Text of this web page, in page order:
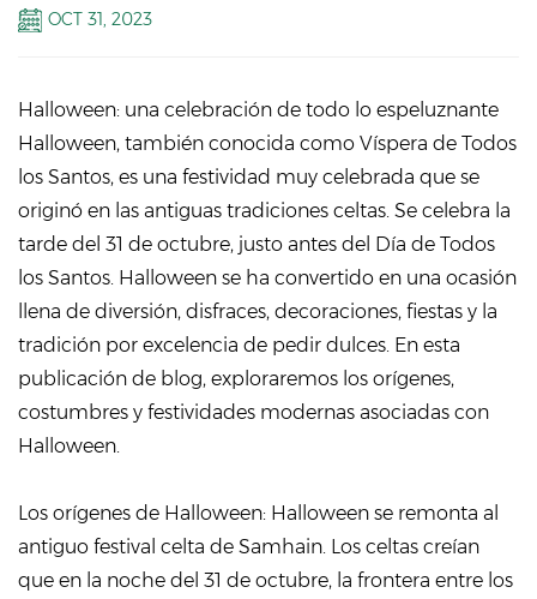
OCT 31, 2023
Halloween: una celebración de todo lo espeluznante
Halloween, también conocida como Víspera de Todos
los Santos, es una festividad muy celebrada que se
originó en las antiguas tradiciones celtas. Se celebra la
tarde del 31 de octubre, justo antes del Día de Todos
los Santos. Halloween se ha convertido en una ocasión
llena de diversión, disfraces, decoraciones, fiestas y la
tradición por excelencia de pedir dulces. En esta
publicación de blog, exploraremos los orígenes,
costumbres y festividades modernas asociadas con
Halloween.
Los orígenes de Halloween: Halloween se remonta al
antiguo festival celta de Samhain. Los celtas creían
que en la noche del 31 de octubre, la frontera entre los